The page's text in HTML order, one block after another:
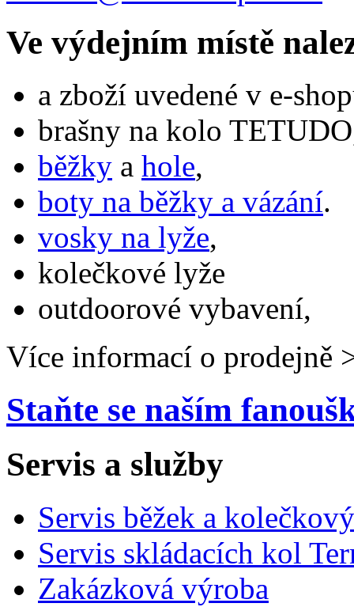
Ve výdejním místě
a zboží uvedené v e-
brašny na kolo
běžky a hole,
boty na běžky a vázání.
vosky na lyže,
kolečkové lyže
outdoorové vybavení,
Více informací o prodejně
Staňte se naším
Servis a služby
Servis běžek a
Servis skládacích kol
Zakázková výroba